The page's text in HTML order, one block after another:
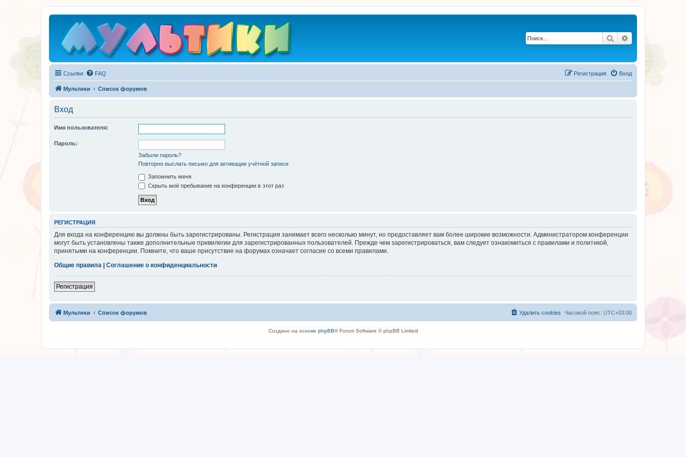
Поиск
Ссылки FAQ Вход
Регистрация
Мультики Список форумов
Вход
Имя пользователя:
Пароль:
Забыли пароль?
Повторно выслать письмо для активации учётной записи
Запомнить меня
Скрыть моё пребывание на конференции в этот раз
РЕГИСТРАЦИЯ
Для входа на конференцию вы должны быть зарегистрированы. Регистрация занимает всего несколько минут, но предоставляет вам более широкие возможности. Администратором конференции
могут быть установлены также дополнительные привилегии для зарегистрированных пользователей. Прежде чем зарегистрироваться, вам следует ознакомиться с правилами и политикой,
принятыми на конференции. Помните, что ваше присутствие на форумах означает согласие со всеми правилами.
Общие правила | Соглашение о конфиденциальности
Регистрация
Мультики Список форумов Часовой пояс: UTC+03:00
Удалить cookies
Создано на основе phpBB® Forum Software © phpBB Limited